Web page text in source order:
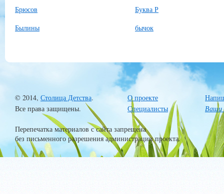
Брюсов
Буква Р
Былины
бычок
© 2014, Столица Детства.
Все права защищены.
О проекте
Специалисты
Ваши
Перепечатка материалов с сайта запрещена
без письменного разрешения администрации проекта.